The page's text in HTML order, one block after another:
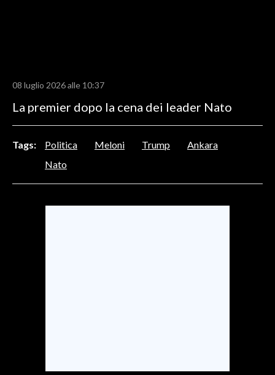
RISULTATI E CLASSIFICHE
CALCIO REGIONALE
VOLLEY
08 luglio 2026 alle 10:37
La premier dopo la cena dei leader Nato
Tags: Politica Meloni Trump
Ankara
Nato